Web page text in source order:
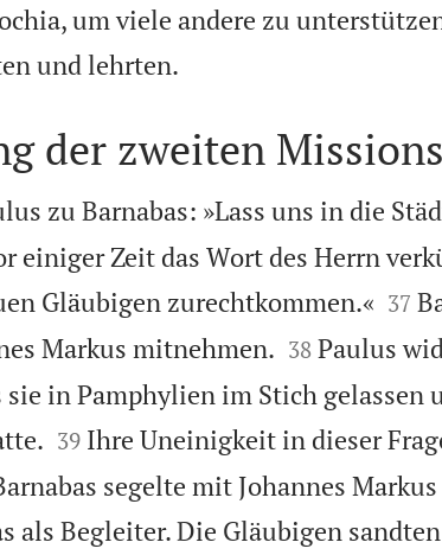
um viele andere zu
und lehrten.
der zweiten
zu Barnabas: »Lass uns in die
einiger Zeit das Wort des Herrn
Gläubigen zurechtkommen.«
37
Markus mitnehmen.
38 Paulus
sie in Pamphylien im Stich gelassen

39 Ihre Uneinigkeit in dieser
segelte mit Johannes Markus
als Begleiter. Die Gläubigen